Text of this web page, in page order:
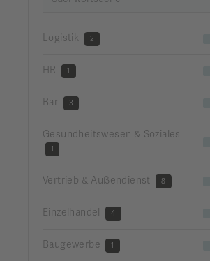
Logistik 2
HR 1
Bar 3
Gesundheitswesen & Soziales
1
Vertrieb & Außendienst 8
Einzelhandel 4
Baugewerbe 1